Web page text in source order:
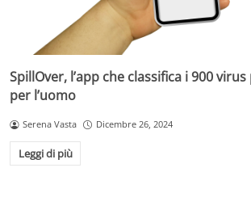
SpillOver, l’app che classifica i 900
per l’uomo
Serena Vasta Dicembre 26, 2024
Leggi di più